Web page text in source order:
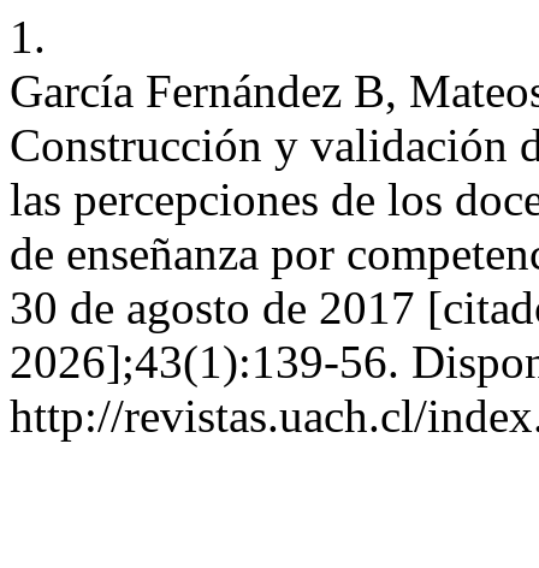
1.
García Fernández B,
Construcción y validación
las percepciones de los
de enseñanza por
30 de agosto de 2017
2026];43(1):139-56.
http://revistas.uach.cl/